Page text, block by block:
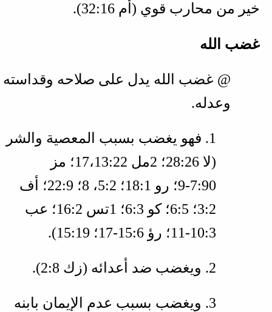
خير من محارب قوي ( أم 16‏:32 ).
غضب الله
@ غضب الله يدل على صلاحه وقداسته
وعدله.
1. فهو يغضب بسبب المعصية والشر
(
لا 26‏:28؛ 2مل 22‏:13‏،17؛ مز
90‏:7‏-9؛ رو 1‏:18؛ 2‏:5، 8؛ 9‏:22؛ أف
2‏:3؛ 5‏:6؛ كو 3‏:6؛ 1تس 2‏:16؛ عب
3‏:10‏-11؛ رؤ 6‏:15‏-17؛ 19‏:15
).
2. ويغضب ضد أعدائه ( زك 8‏:2 ).
3. ويغضب بسبب عدم الإيمان بابنه